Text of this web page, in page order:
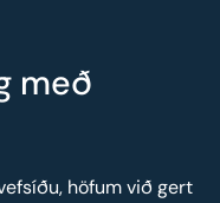
með
höfum við gert